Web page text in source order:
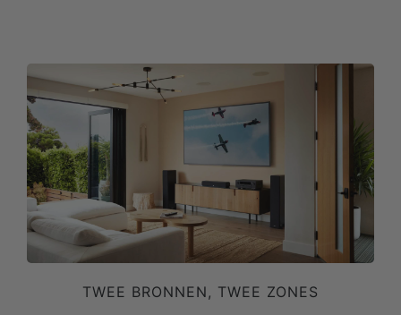
TWEE BRONNEN, TWEE ZONES